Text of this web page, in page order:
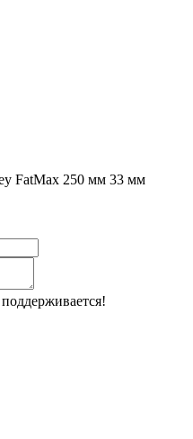
FatMax 250 мм 33 мм